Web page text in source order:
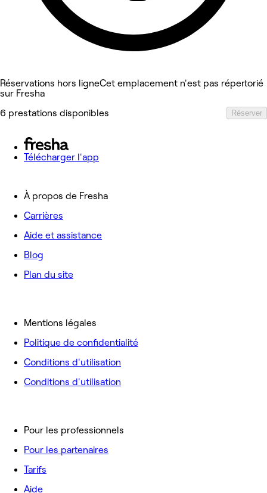
Réservations hors ligneCet emplacement n'est pas répertorié
sur Fresha
6 prestations disponibles
Réserver
Télécharger l'app
À propos de Fresha
Carrières
Aide et assistance
Blog
Plan du site
Pour les professionnels
Pour les partenaires
Tarifs
Aide
Mentions légales
Politique de confidentialité
Conditions d'utilisation
Conditions d'utilisation